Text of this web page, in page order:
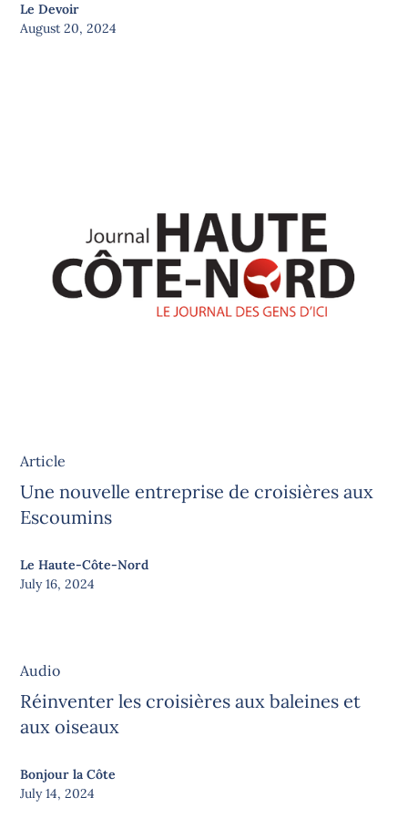
Le Devoir
August 20, 2024
Article
Une nouvelle entreprise de croisières aux
Escoumins
Le Haute-Côte-Nord
July 16, 2024
Audio
Réinventer les croisières aux baleines et
aux oiseaux
Bonjour la Côte
July 14, 2024
Restez informés des